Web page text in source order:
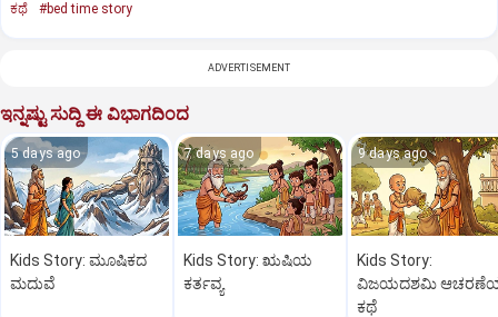
ಕಥೆ
#bed time story
ADVERTISEMENT
ಇನ್ನಷ್ಟು ಸುದ್ದಿ ಈ ವಿಭಾಗದಿಂದ
5 days ago
Kids Story: ಮೂಷಿಕದ
ಮದುವೆ
7 days ago
Kids Story: ಋಷಿಯ
ಕರ್ತವ್ಯ
9 days ago
Kids Story:
ವಿಜಯದಶಮಿ
ಕಥೆ